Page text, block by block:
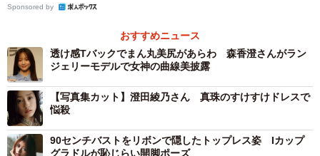
ランジェリー。L字ワイヤーと厚手パッドが横からバストを
寄せてくっきり谷間をメイクし、透け感のあるチュールが
抜け感を演出します。
「ソフトリブワンマイル ルームウェア 3点セット」（フェ
ア限定価格 12100円→6050円）は、カーディガン、カップ
Sponsored by
おすすめニュース
透け感Tバックでまん丸美尻があらわ 森香澄さんがラン
ジェリーモデルで女神の曲線美披露
【写真集カット】澄田綾乃さん 真珠のすけすけドレスで
悩殺
90センチバストをリボンで隠したトップレス姿 Iカップ
グラドルが恥じらい開脚ポーズ